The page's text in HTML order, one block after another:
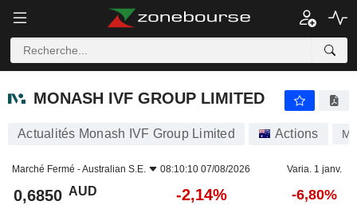
MONASH IVF GROUP LIMITED
MONASH IVF GROUP LIMITED
Actualités Monash IVF Group Limited Actions
Marché Fermé -Australian S.E. 08:10:10 07/08/2026 Varia. 1 janv.
0,6850 AUD -2,14% -6,80%